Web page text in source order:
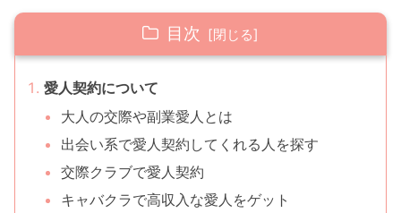
目次
愛人契約について
大人の交際や副業愛人とは
出会い系で愛人契約してくれる人を探す
交際クラブで愛人契約
キャバクラで高収入な愛人をゲット